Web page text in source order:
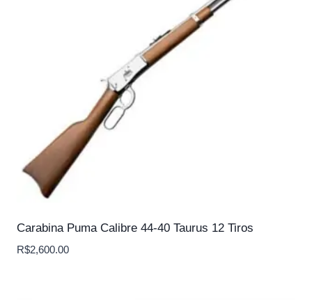
Carabina Puma Calibre 44-40 Taurus 12 Tiros
R$2,600.00